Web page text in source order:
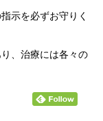
示を必ずお守りく
、治療には各々の